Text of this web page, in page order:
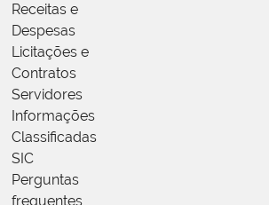
Receitas e
Despesas
Licitações e
Contratos
Servidores
Informações
Classificadas
SIC
Perguntas
frequentes